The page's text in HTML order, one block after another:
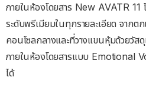
ภายในห้องโดยสาร New AVATR 11
ระดับพรีเมียมในทุกรายละเอียด จาก
คอนโซลกลางและที่วางแขนหุ้มด้วยวัส
ภายในห้องโดยสารแบบ Emotional
ได้